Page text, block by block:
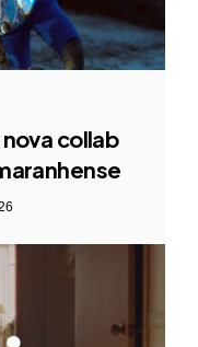
nova collab